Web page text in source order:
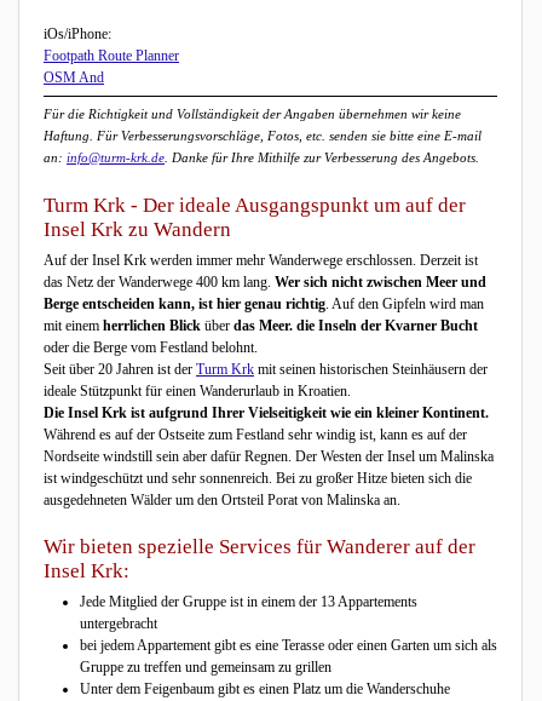
iOs/iPhone:
Footpath Route Planner
OSM And
Für die Richtigkeit und Vollständigkeit der Angaben übernehmen wir keine
Haftung. Für Verbesserungsvorschläge, Fotos, etc. senden sie bitte eine E-mail
an: info@turm-krk.de . Danke für Ihre Mithilfe zur Verbesserung des Angebots.
Turm Krk - Der ideale Ausgangspunkt um auf der
Insel Krk zu Wandern
Auf der Insel Krk werden immer mehr Wanderwege erschlossen. Derzeit ist
das Netz der Wanderwege 400 km lang. Wer sich nicht zwischen Meer und
Berge entscheiden kann, ist hier genau richtig. Auf den Gipfeln wird man
mit einem herrlichen Blick über das Meer. die Inseln der Kvarner Bucht
oder die Berge vom Festland belohnt.
Seit über 20 Jahren ist der Turm Krk mit seinen historischen Steinhäusern der
ideale Stützpunkt für einen Wanderurlaub in Kroatien.
Die Insel Krk ist aufgrund Ihrer Vielseitigkeit wie ein kleiner Kontinent.
Während es auf der Ostseite zum Festland sehr windig ist, kann es auf der
Nordseite windstill sein aber dafür Regnen. Der Westen der Insel um Malinska
ist windgeschützt und sehr sonnenreich. Bei zu großer Hitze bieten sich die
ausgedehneten Wälder um den Ortsteil Porat von Malinska an.
Wir bieten spezielle Services für Wanderer auf der
Insel Krk:
Jede Mitglied der Gruppe ist in einem der 13 Appartements
untergebracht
bei jedem Appartement gibt es eine Terasse oder einen Garten um sich als
Gruppe zu treffen und gemeinsam zu grillen
Unter dem Feigenbaum gibt es einen Platz um die Wanderschuhe